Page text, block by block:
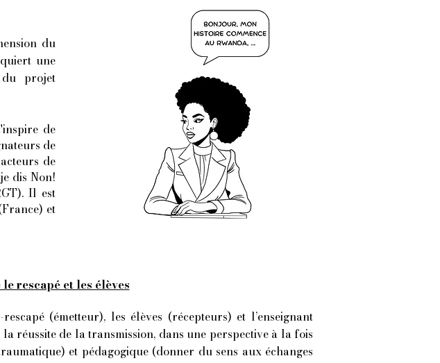
du
une
projet
de
de
de
dis Non!
Il est
et
rescapé et les élèves
(émetteur), les élèves (récepteurs) et l’enseignant
réussite de la transmission, dans une perspective à la fois
et pédagogique (donner du sens aux échanges